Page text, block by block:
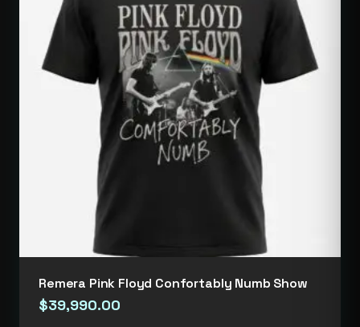
Remera Pink Floyd Confortably Numb Show
$39,990.00